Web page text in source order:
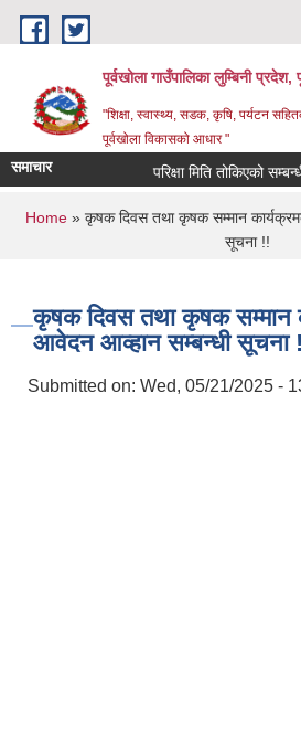
Skip to main content
पूर्वखोला गाउँपालिका लुम्बिनी प्रदेश,
"शिक्षा, स्वास्थ्य, सडक, कृषि, पर्यटन
पूर्वखोला विकासको आधार "
समाचार परिक्षा मिति तोकिएको सम्बन्धी
You are here
Home» कृषक दिवस तथा कृषक सम्मान
सूचना !!
कृषक दिवस तथा कृषक सम्मान
आवेदन आव्हान सम्बन्धी सूचना
Submitted on: Wed, 05/21/2025 -